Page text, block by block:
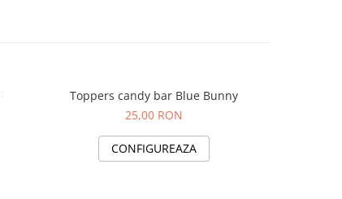
Toppers candy bar Blue Bunny
25,00 RON
CONFIGUREAZA